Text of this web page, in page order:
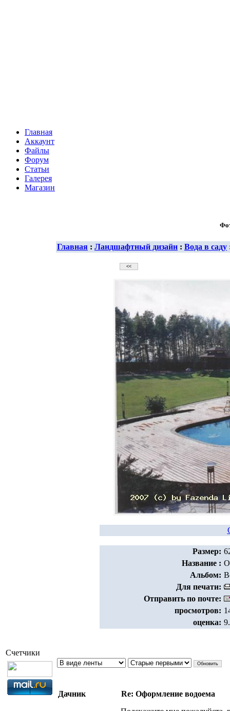
Главная
Аккаунт
Файлы
Форум
Статьи
Галерея
Магазин
Счетчики
Главная : Ландшафтный дизайн : Вода в саду
Размер:
Название :
Альбом:
Для печати:
Отправить по почте:
просмотров:
оценка:
Дачник
Re: Оформление водоема